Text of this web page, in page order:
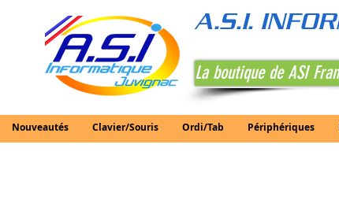
Nouveautés Clavier/Souris Ordi/Tab Périphériques
A.S.I.
La boutique de ASI